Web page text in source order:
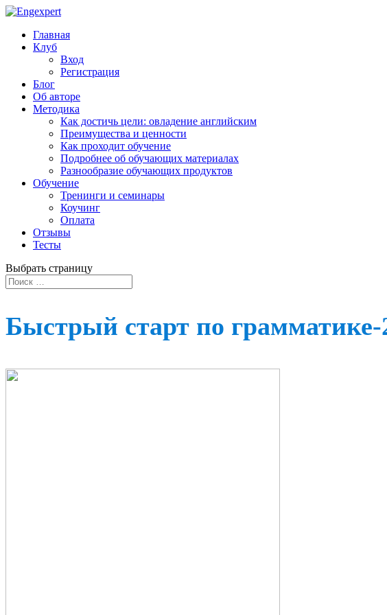
Главная
Клуб
Вход
Регистрация
Блог
Об авторе
Методика
Как достичь цели: овладение английским
Преимущества и ценности
Как проходит обучение
Подробнее об обучающих материалах
Разнообразие обучающих продуктов
Обучение
Тренинги и семинары
Коучинг
Оплата
Отзывы
Тесты
Выбрать страницу
Быстрый старт по